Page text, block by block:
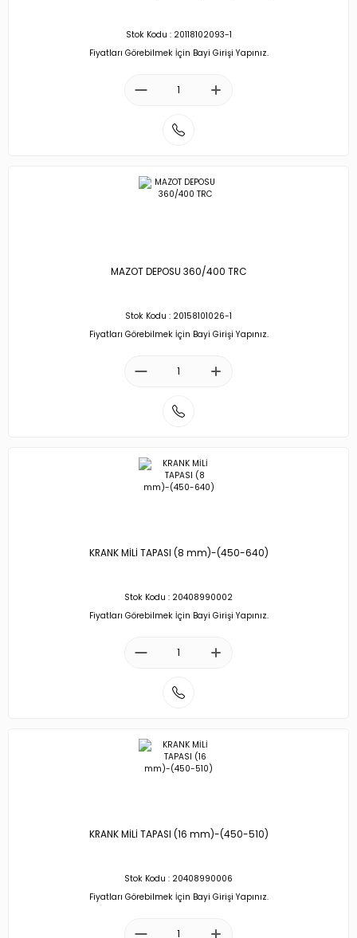
Stok Kodu : 20118102093-1
Fiyatları Görebilmek İçin Bayi Girişi Yapınız.
MAZOT DEPOSU 360/400 TRC
Stok Kodu : 20158101026-1
Fiyatları Görebilmek İçin Bayi Girişi Yapınız.
KRANK MİLİ TAPASI (8 mm)-(450-640)
Stok Kodu : 20408990002
Fiyatları Görebilmek İçin Bayi Girişi Yapınız.
KRANK MİLİ TAPASI (16 mm)-(450-510)
Stok Kodu : 20408990006
Fiyatları Görebilmek İçin Bayi Girişi Yapınız.